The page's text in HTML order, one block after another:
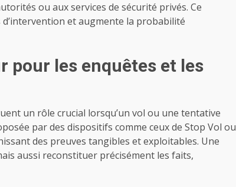
ou aux services de sécurité privés. Ce
et augmente la probabilité
pour les enquêtes et les
un rôle crucial lorsqu’un vol ou une tentative
par des dispositifs comme ceux de Stop Vol ou
des preuves tangibles et exploitables. Une
aussi reconstituer précisément les faits,